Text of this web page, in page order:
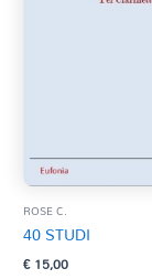
ROSE C.
40 STUDI
€15,00